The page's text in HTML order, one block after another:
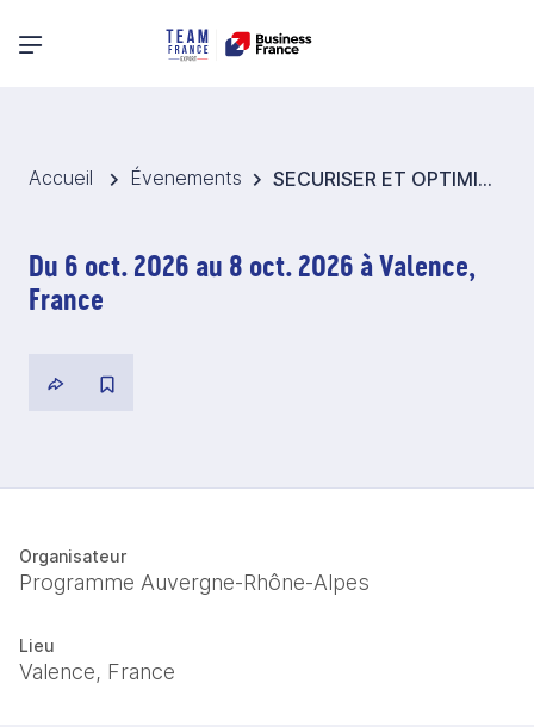
Menu principal
Accueil Évenements SECURISER ET OPTIMISER LE DEDOUANEMENT DE VOS MARCHANDISES
Du 6 oct. 2026 au 8 oct. 2026 à Valence,
France
Organisateur
Programme Auvergne-Rhône-Alpes
Lieu
Valence, France